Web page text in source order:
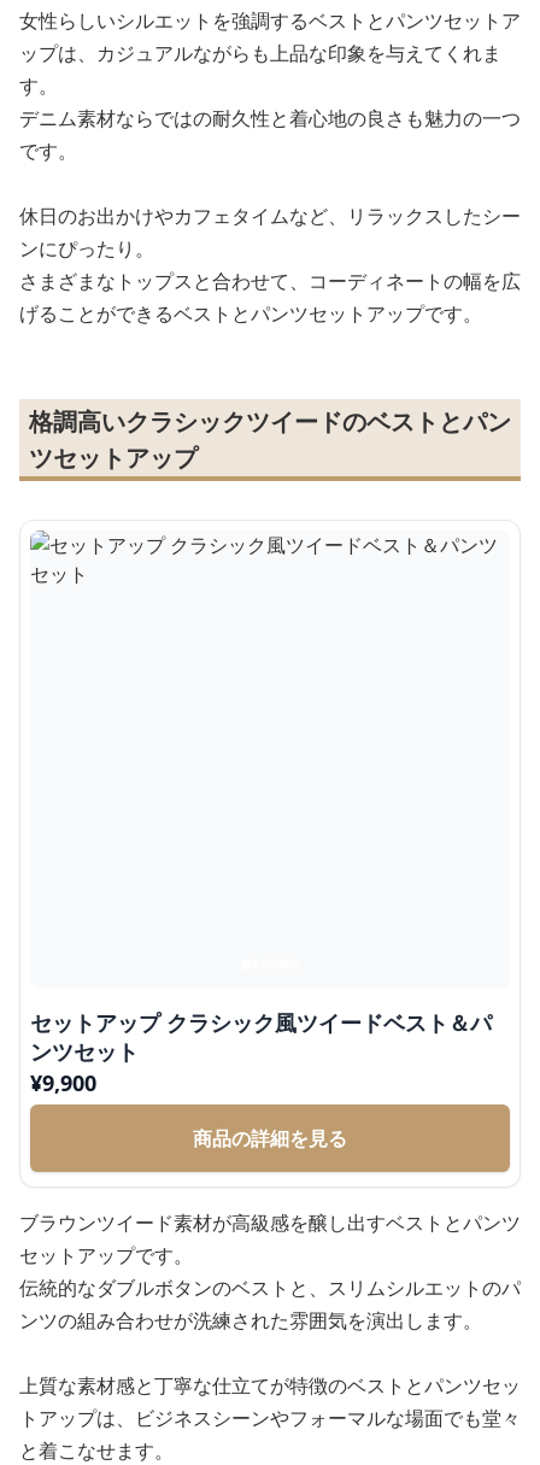
女性らしいシルエットを強調するベストとパンツセットア
ップは、カジュアルながらも上品な印象を与えてくれま
す。
デニム素材ならではの耐久性と着心地の良さも魅力の一つ
です。
休日のお出かけやカフェタイムなど、リラックスしたシー
ンにぴったり。
さまざまなトップスと合わせて、コーディネートの幅を広
げることができるベストとパンツセットアップです。
格調高いクラシックツイードのベストとパン
ツセットアップ
セットアップ クラシック風ツイードベスト＆パ
ンツセット
¥9,900
商品の詳細を見る
ブラウンツイード素材が高級感を醸し出すベストとパンツ
セットアップです。
伝統的なダブルボタンのベストと、スリムシルエットのパ
ンツの組み合わせが洗練された雰囲気を演出します。
上質な素材感と丁寧な仕立てが特徴のベストとパンツセッ
トアップは、ビジネスシーンやフォーマルな場面でも堂々
と着こなせます。